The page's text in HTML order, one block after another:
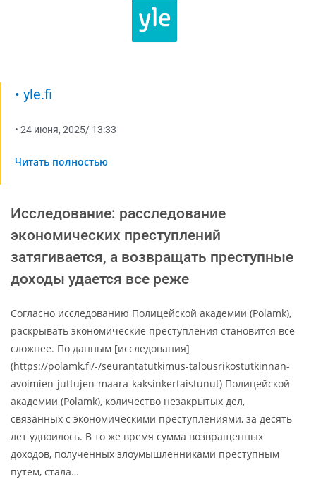
• yle.fi
• 24 июня, 2025/ 13:33
Читать полностью
Исследование: расследование
экономических преступлений
затягивается, а возвращать преступные
доходы удается все реже
Согласно исследованию Полицейской академии (Polamk),
раскрывать экономические преступления становится все
сложнее. По данным [исследования]
(https://polamk.fi/-/seurantatutkimus-talousrikostutkinnan-
avoimien-juttujen-maara-kaksinkertaistunut) Полицейской
академии (Polamk), количество незакрытых дел,
связанных с экономическими преступлениями, за десять
лет удвоилось. В то же время сумма возвращенных
доходов, полученных злоумышленниками преступным
путем, стала…